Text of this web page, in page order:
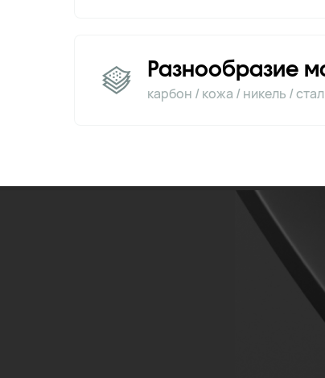
Разнообразие
карбон / кожа / никель /